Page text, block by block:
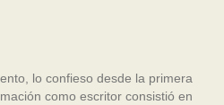
lo confieso desde la primera
como escritor consistió en